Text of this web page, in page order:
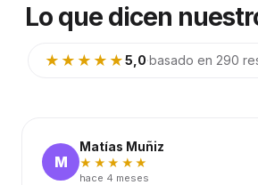
Lo que dicen
★★★★★5,0·basado en 290
M
Matías Muñiz
★★★★★
hace 4 meses